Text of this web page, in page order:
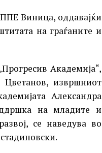
Виница, оддавајќи
на граѓаните и
Академија“,
Цветанов, извршниот
Александра
на младите и
се наведува во